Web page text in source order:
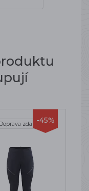
-45%
Doprava zdarma